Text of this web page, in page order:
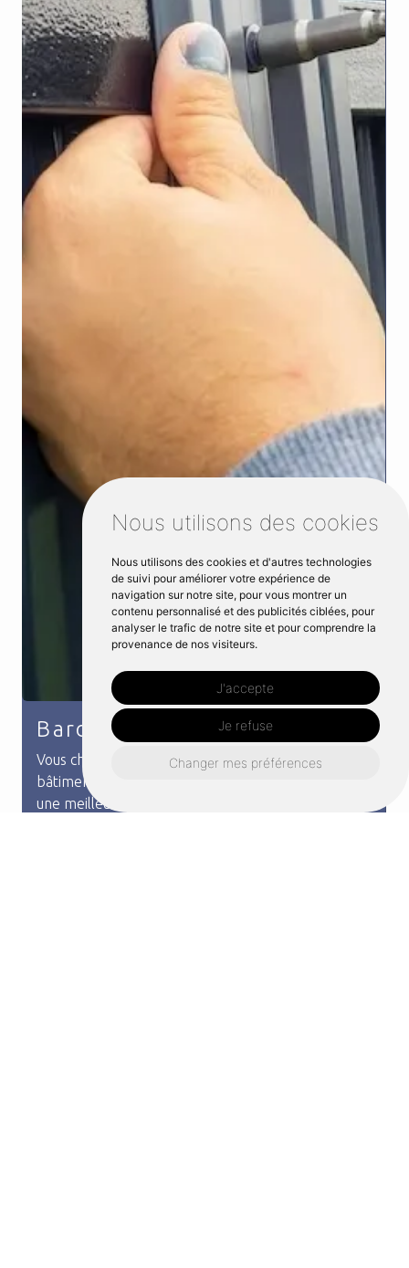
Nous utilisons des cookies
Nous utilisons des cookies et d'autres technologies
de suivi pour améliorer votre expérience de
navigation sur notre site, pour vous montrer un
contenu personnalisé et des publicités ciblées, pour
analyser le trafic de notre site et pour comprendre la
provenance de nos visiteurs.
J'accepte
Je refuse
Changer mes préférences
Grille métal
Vous voulez ajouter une grille en métal chez vous à
Montfort-sur-Meu ? Faites appel à Distri Métal
pour vous aider et vous conseiller sur le modèle qui